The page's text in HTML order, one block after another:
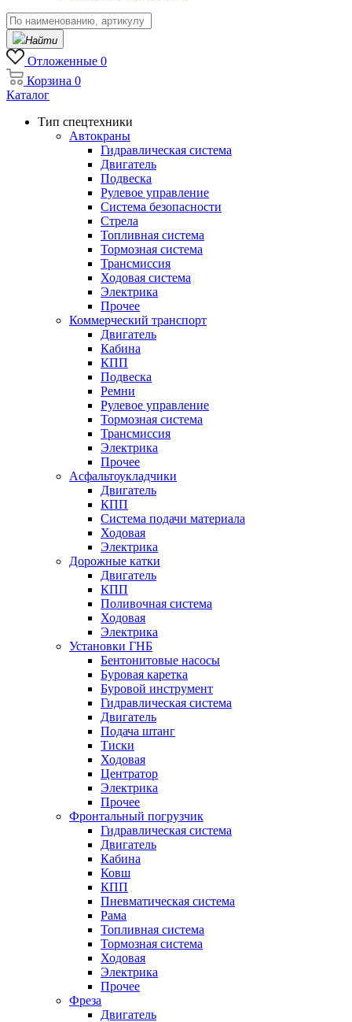
Найти
Отложенные 0
Корзина 0
Каталог
Тип спецтехники
Автокраны
Гидравлическая система
Двигатель
Подвеска
Рулевое управление
Система безопасности
Стрела
Топливная система
Тормозная система
Трансмиссия
Ходовая система
Электрика
Прочее
Коммерческий транспорт
Двигатель
Кабина
КПП
Подвеска
Ремни
Рулевое управление
Тормозная система
Трансмиссия
Электрика
Прочее
Асфальтоукладчики
Двигатель
КПП
Система подачи материала
Ходовая
Электрика
Дорожные катки
Двигатель
КПП
Поливочная система
Ходовая
Электрика
Установки ГНБ
Бентонитовые насосы
Буровая каретка
Буровой инструмент
Гидравлическая система
Двигатель
Подача штанг
Тиски
Ходовая
Центратор
Электрика
Прочее
Фронтальный погрузчик
Гидравлическая система
Двигатель
Кабина
Ковш
КПП
Пневматическая система
Рама
Топливная система
Тормозная система
Ходовая
Электрика
Прочее
Фреза
Двигатель